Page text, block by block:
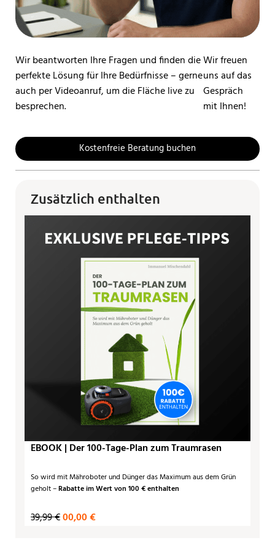
Wir beantworten Ihre Fragen und finden die
perfekte Lösung für Ihre Bedürfnisse – gerne
auch per Videoanruf, um die Fläche live zu
besprechen.
Wir freuen
uns auf das
Gespräch
mit Ihnen!
Kostenfreie Beratung buchen
Zusätzlich enthalten
EBOOK | Der 100-Tage-Plan zum Traumrasen
So wird mit Mähroboter und Dünger das Maximum aus dem Grün
geholt –Rabatte im Wert von 100 € enthalten
39,99 €00,00 €